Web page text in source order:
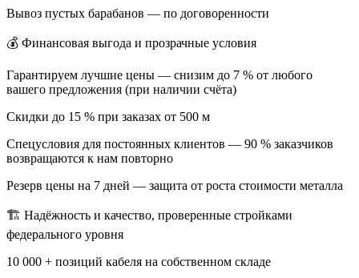
Вывоз пустых барабанов — по договоренности
💰 Финансовая выгода и прозрачные условия
Гарантируем лучшие цены — снизим до 7 % от любого
вашего предложения (при наличии счёта)
Скидки до 15 % при заказах от 500 м
Спецусловия для постоянных клиентов — 90 % заказчиков
возвращаются к нам повторно
Резерв цены на 7 дней — защита от роста стоимости металла
🏗 Надёжность и качество, проверенные стройками
федерального уровня
10 000 + позиций кабеля на собственном складе